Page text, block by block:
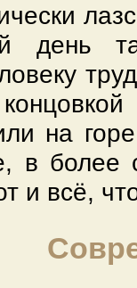
на
в более
и всё,